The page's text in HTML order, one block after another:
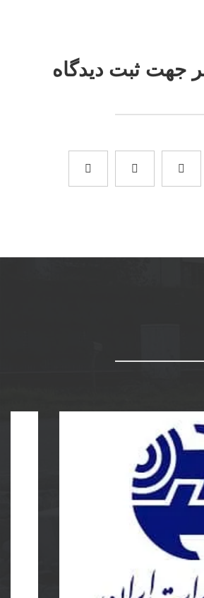
جهت ثبت دیدگاه
و پلی اتیلن و دریچه